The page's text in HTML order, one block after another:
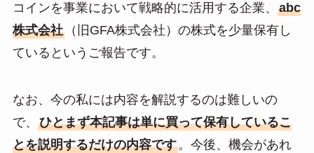
a
コインを事業において戦略的に活用する企業、 abc
株式会社（旧GFA株式会社）の株式を少量保有し
ているというご報告です。
なお、今の私には内容を解説するのは難しいの
で、 ひとまず本記事は単に買って保有しているこ
とを説明するだけの内容です。今後、機会があれ